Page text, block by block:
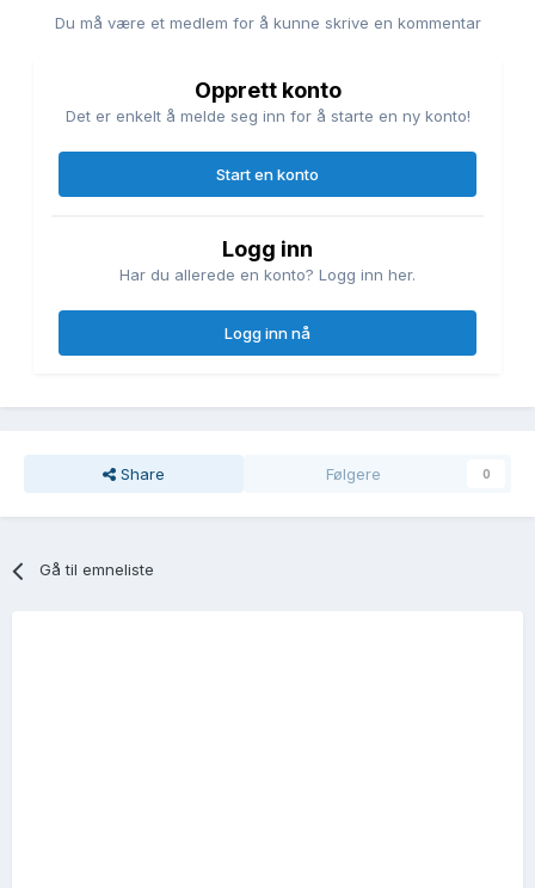
Du må være et medlem for å kunne skrive en kommentar
Opprett konto
Det er enkelt å melde seg inn for å starte en ny konto!
Start en konto
Logg inn
Har du allerede en konto? Logg inn her.
Logg inn nå
Share Følgere 0
Gå til emneliste